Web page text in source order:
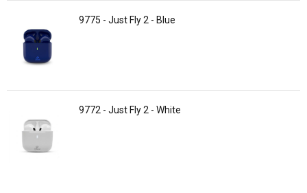
9775 - Just Fly 2 - Blue
9772 - Just Fly 2 - White